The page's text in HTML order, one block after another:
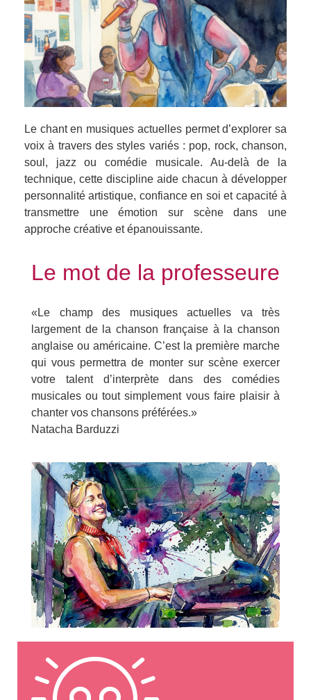
Le chant en musiques actuelles permet d’explorer sa
voix à travers des styles variés : pop, rock, chanson,
soul, jazz ou comédie musicale. Au-delà de la
technique, cette discipline aide chacun à développer
personnalité artistique, confiance en soi et capacité à
transmettre une émotion sur scène dans une
approche créative et épanouissante.
Le mot de la professeure
«Le champ des musiques actuelles va très
largement de la chanson française à la chanson
anglaise ou américaine. C’est la première marche
qui vous permettra de monter sur scène exercer
votre talent d’interprète dans des comédies
musicales ou tout simplement vous faire plaisir à
chanter vos chansons préférées.»
Natacha Barduzzi